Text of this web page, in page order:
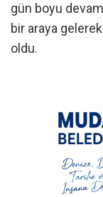
gün boyu
bir araya
oldu.